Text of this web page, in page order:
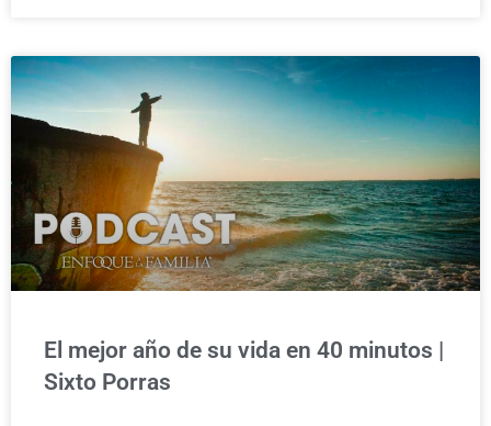
El mejor año de su vida en 40 minutos |
Sixto Porras